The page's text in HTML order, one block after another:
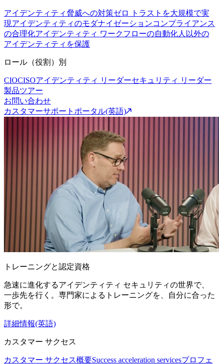
アイデンティティ脅威への対策ゼロ トラストを大規模で実
現アイデンティティのモダナイゼーションコンプライアンス
の合理化アイデンティティ ワークフローの自動化人以外の
アイデンティティを保護
ロール（役割）別
CIOCISOアイデンティティ リーダーセキュリティ リーダー
製品ツアー
お問い合わせ
カスタマーサポートポータル(英語)
トレーニングと認定資格
急速に進化するアイデンティティ セキュリティの世界で、
一歩先を行く。専門家によるトレーニングを、自分に合った
形で。
詳細情報(英語)
カスタマー サクセス
カスタマー サクセス概要Success acceleration servicesプロフェ